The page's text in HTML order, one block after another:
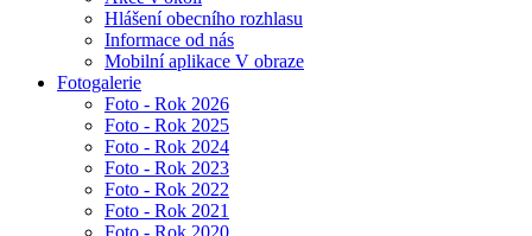
Hlášení obecního rozhlasu
Informace od nás
Mobilní aplikace V obraze
Fotogalerie
Foto - Rok 2026
Foto - Rok 2025
Foto - Rok 2024
Foto - Rok 2023
Foto - Rok 2022
Foto - Rok 2021
Foto - Rok 2020